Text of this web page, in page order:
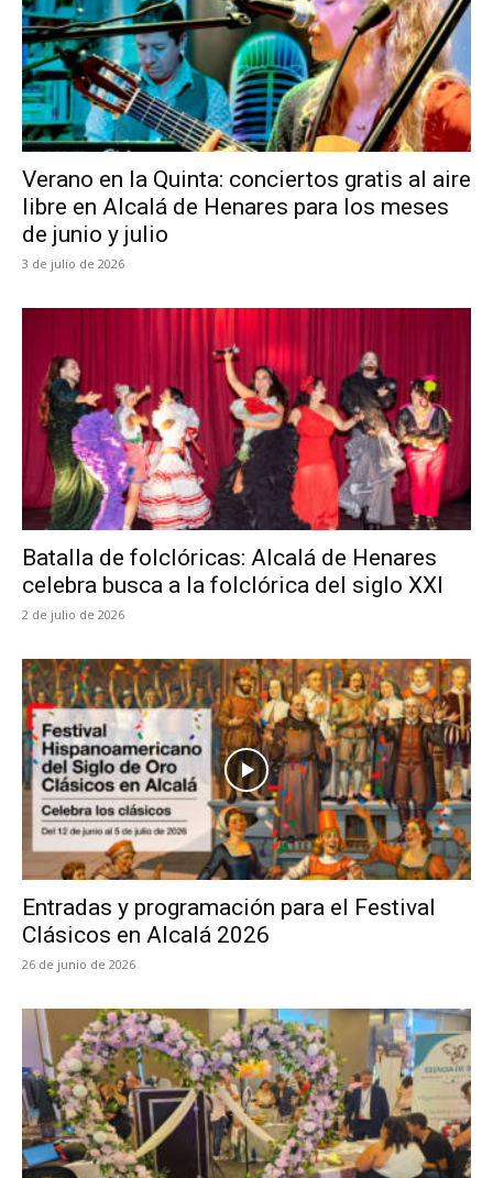
Verano en la Quinta: conciertos gratis al aire
libre en Alcalá de Henares para los meses
de junio y julio
3 de julio de 2026
Batalla de folclóricas: Alcalá de Henares
celebra busca a la folclórica del siglo XXI
2 de julio de 2026
Entradas y programación para el Festival
Clásicos en Alcalá 2026
26 de junio de 2026